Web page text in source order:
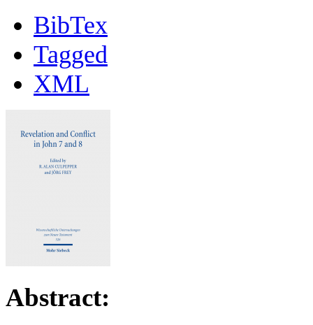
BibTex
Tagged
XML
Abstract: